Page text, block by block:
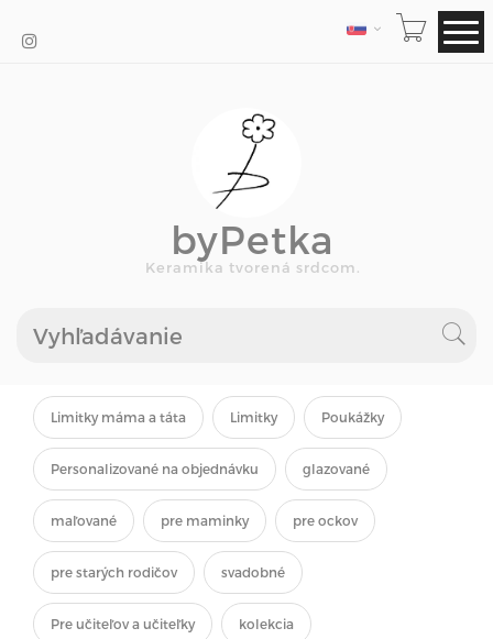
JAZYK
byPetka
Keramika tvorená srdcom.
Limitky máma a táta Limitky Poukážky
Personalizované na objednávku glazované
maľované pre maminky pre ockov
pre starých rodičov svadobné
Pre učiteľov a učiteľky kolekcia